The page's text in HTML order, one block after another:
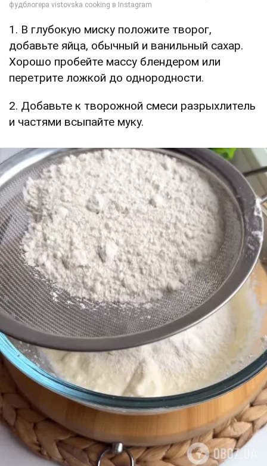
1. В глубокую миску положите творог,
добавьте яйца, обычный и ванильный сахар.
Хорошо пробейте массу блендером или
перетрите ложкой до однородности.
2. Добавьте к творожной смеси разрыхлитель
и частями всыпайте муку.